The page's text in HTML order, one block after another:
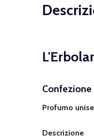
Profumo
Descrizione